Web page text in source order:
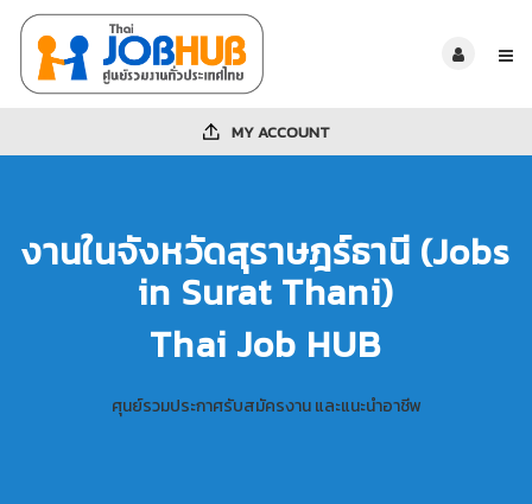
MY ACCOUNT
งานในจังหวัดสุราษฎร์ธานี (Jobs
in Surat Thani)
Thai Job HUB
ศุนย์รวมประกาศรับสมัครงาน และแนะนำอาชีพ